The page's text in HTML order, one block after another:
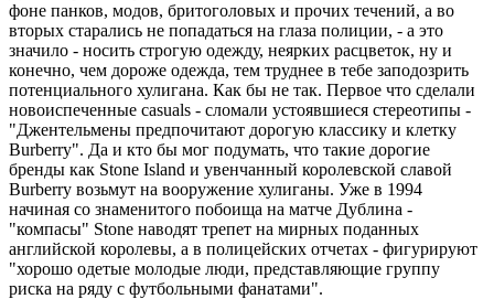
фоне панков, модов, бритоголовых и прочих течений, а во
вторых старались не попадаться на глаза полиции, - а это
значило - носить строгую одежду, неярких расцветок, ну и
конечно, чем дороже одежда, тем труднее в тебе заподозрить
потенциального хулигана. Как бы не так. Первое что сделали
новоиспеченные casuals - сломали устоявшиеся стереотипы -
"Джентельмены предпочитают дорогую классику и клетку
Burberry". Да и кто бы мог подумать, что такие дорогие
бренды как Stone Island и увенчанный королевской славой
Burberry возьмут на вооружение хулиганы. Уже в 1994
начиная со знаменитого побоища на матче Дублина -
"компасы" Stone наводят трепет на мирных поданных
английской королевы, а в полицейских отчетах - фигурируют
"хорошо одетые молодые люди, представляющие группу
риска на ряду с футбольными фанатами".